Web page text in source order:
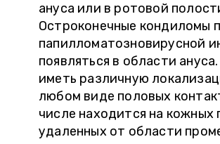
ануса или в ротовой
Остроконечные кондиломы
папилломатозновирусной
появляться в области
иметь различную
любом виде половых
числе находится на кожных
удаленных от области